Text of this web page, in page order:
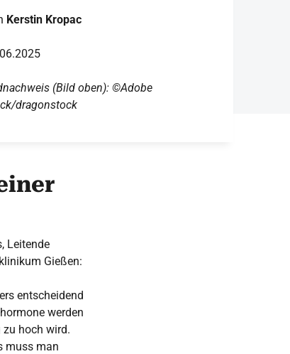
Kerstin Kropac
(Bild oben): ©Adobe
dragonstock
Leitende
Gießen:
entscheidend
werden
hoch wird.
muss man